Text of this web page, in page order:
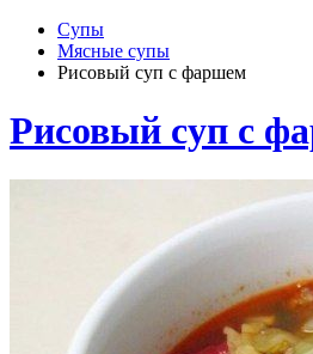
Супы
Мясные супы
Рисовый суп с фаршем
Рисовый суп с